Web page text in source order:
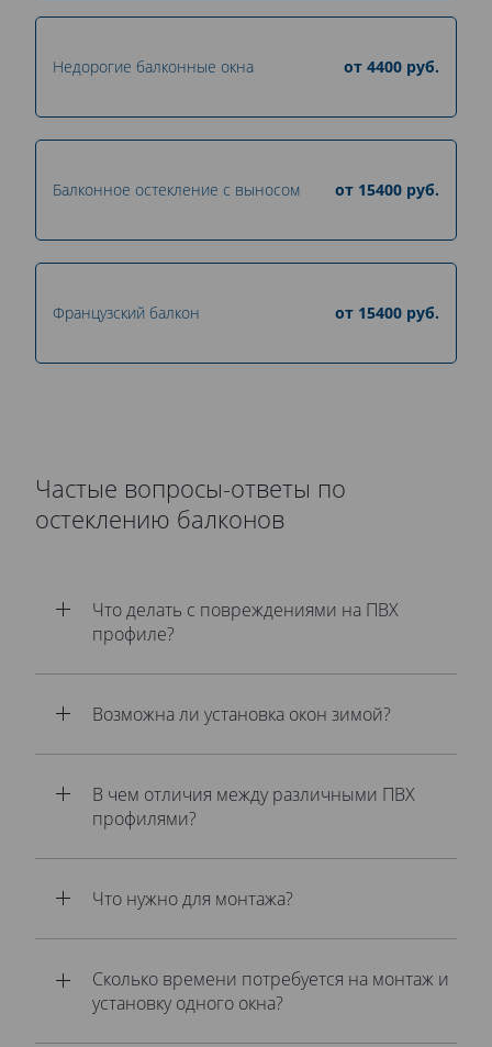
Недорогие балконные окна от 4400 руб.
Балконное остекление с выносом от 15400 руб.
Французский балкон от 15400 руб.
Частые вопросы-ответы по
остеклению балконов
Что делать с повреждениями на ПВХ
профиле?
Возможна ли установка окон зимой?
В чем отличия между различными ПВХ
профилями?
Что нужно для монтажа?
Сколько времени потребуется на монтаж и
установку одного окна?